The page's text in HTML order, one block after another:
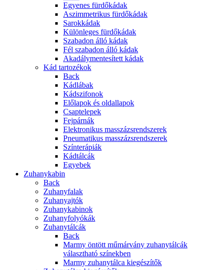
Egyenes fürdőkádak
Aszimmetrikus fürdőkádak
Sarokkádak
Különleges fürdőkádak
Szabadon álló kádak
Fél szabadon álló kádak
Akadálymentesített kádak
Kád tartozékok
Back
Kádlábak
Kádszifonok
Előlapok és oldallapok
Csaptelepek
Fejpárnák
Elektronikus masszázsrendszerek
Pneumatikus masszázsrendszerek
Színterápiák
Kádtálcák
Egyebek
Zuhanykabin
Back
Zuhanyfalak
Zuhanyajtók
Zuhanykabinok
Zuhanyfolyókák
Zuhanytálcák
Back
Marmy öntött műmárvány zuhanytálcák
választható színekben
Marmy zuhanytálca kiegészítők